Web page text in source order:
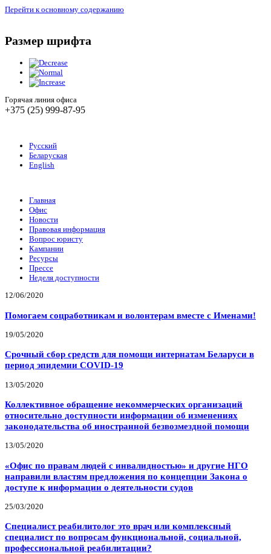
Перейти к основному содержанию
Размер шрифта
Горячая линия офиса
+375 (25) 999-87-95
Русский
Беларуская
English
Главная
Офис
Новости
Правовая информация
Вопрос юристу
Кампании
Ресурсы
Прессе
Неделя доступности
12/06/2020
Помогаем соцработникам и волонтерам вместе с Именами!
19/05/2020
Срочный сбор средств для помощи интернатам Беларуси в
период эпидемии COVID-19
13/05/2020
Коллективное обращение некоммерческих организаций
относительно доступности информации об изменениях
законодательства об иностранной безвозмездной помощи
13/05/2020
«Офис по правам людей с инвалидностью» и другие НГО
направили властям предложения по концепции Закона о
доступе к информации о деятельности судов
25/03/2020
Специалист реабилитолог это врач или комплексный
специалист по вопросам функциональной, социальной,
профессиональной реабилитации?